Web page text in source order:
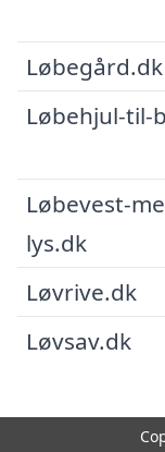
Løbegård.dk
Løbehjul-til-
Løbevest-
lys.dk
Løvrive.dk
Løvsav.dk